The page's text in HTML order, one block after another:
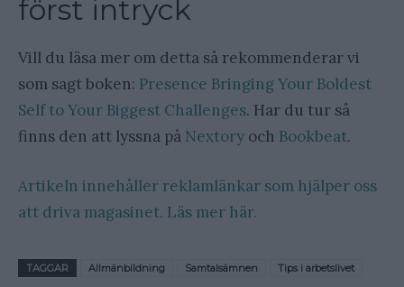
först intryck
Vill du läsa mer om detta så rekommenderar vi
som sagt boken: Presence Bringing Your Boldest
Self to Your Biggest Challenges. Har du tur så
finns den att lyssna på Nextory och Bookbeat.
Artikeln innehåller reklamlänkar som hjälper oss
att driva magasinet. Läs mer här.
TAGGAR Allmänbildning Samtalsämnen Tips i arbetslivet